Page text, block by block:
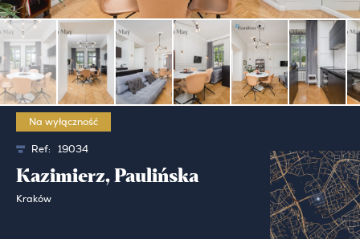
Na wyłączność
Ref: 19034
Kazimierz, Paulińska
Kraków